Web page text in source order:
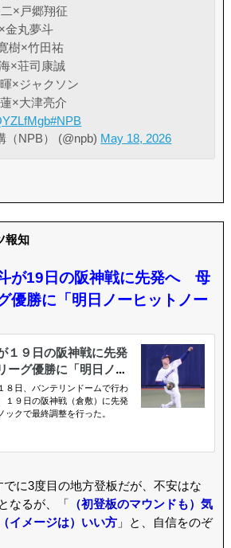
二×戸郷翔征
金丸夢斗
樹×竹田祐
×荘司康誠
×ジャクソン
×大津亮介
#NPB
NPB） (@npb) May 18, 2026
報知
斗が19日の阪神戦に先発へ 母
優勝に「明日ノーヒットノー
に3度目の地方登板だが、不安はな
なるが、「 （初登板のマウンドも）気
イメージは）いい方」と、自信をのぞ